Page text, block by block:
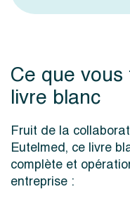
Ce que
livre blanc
Fruit de la
Eutelmed, ce livre
complète et
entreprise :